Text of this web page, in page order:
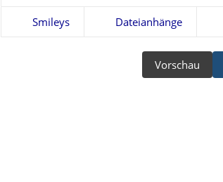
Smileys Dateianhänge
Vorschau